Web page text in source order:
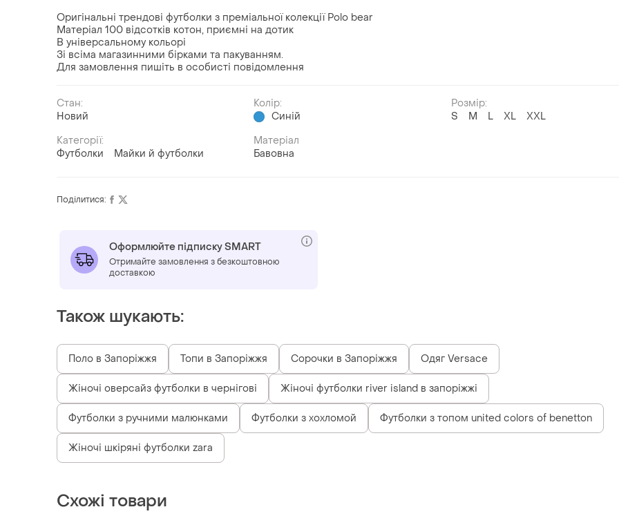
Оригінальні трендові футболки з преміальної колекції Polo bear
Матеріал 100 відсотків котон, приємні на дотик
В універсальному кольорі
Зі всіма магазинними бірками та пакуванням.
Для замовлення пишіть в особисті повідомлення
Стан:
Новий
Колір:
Синій
Розмір:
S
M L XL
XXL
Категорії:
Футболки
Майки й футболки
Матеріал
Бавовна
Поділитися:
Оформлюйте підписку SMART
Отримайте замовлення з безкоштовною
доставкою
Також шукають:
Поло в Запоріжжя Топи в Запоріжжя Сорочки в Запоріжжя Одяг Versace
Жіночі оверсайз футболки в чернігові Жіночі футболки river island в запоріжжі
Футболки з ручними малюнками Футболки з хохломой Футболки з топом united colors of benetton
Жіночі шкіряні футболки zara
Схожі товари